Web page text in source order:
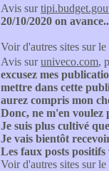
Avis sur
20/10/2020 on
Voir d'autres sites sur le
Avis suruniveco.com,
excusez mes
mettre dans cette
aurez compris mon
Donc, ne m'en voulez
Je suis plus cultivé
Je vais bientôt
Les faux posts
Voir d'autres sites sur le